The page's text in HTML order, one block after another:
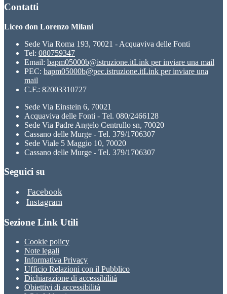
Contatti
Liceo don Lorenzo Milani
Sede Via Roma 193, 70021 - Acquaviva delle Fonti
Tel: 080759347
Email: bapm05000b@istruzione.itLink per inviare una mail
PEC: bapm05000b@pec.istruzione.itLink per inviare una
mail
C.F.: 82003310727
Sede Via Einstein 6, 70021
Acquaviva delle Fonti - Tel. 080/2466128
Sede Via Padre Angelo Centrullo sn, 70020
Cassano delle Murge - Tel. 379/1706307
Sede Viale 5 Maggio 10, 70020
Cassano delle Murge - Tel. 379/1706307
Seguici su
Facebook
Instagram
Sezione Link Utili
Cookie policy
Note legali
Informativa Privacy
Ufficio Relazioni con il Pubblico
Dichiarazione di accessibilità
Obiettivi di accessibilità